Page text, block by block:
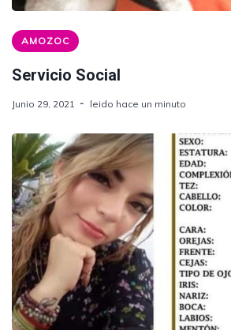
AMOZOC
Servicio Social
Junio 29, 2021 leido hace un minuto